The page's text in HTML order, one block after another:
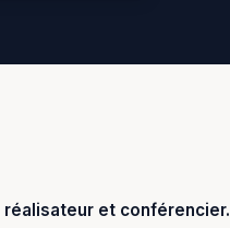
et conférencier.